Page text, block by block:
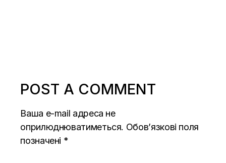
POST A COMMENT
Ваша e-mail адреса не
оприлюднюватиметься. Обов’язкові поля
позначені *